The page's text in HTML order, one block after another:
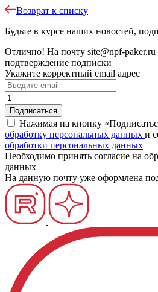
Возврат к списку
Будьте в курсе наших новостей,
Отлично! На почту site@npf-paker.ru
подтверждение подписки
Укажите корректный email адрес
Нажимая на кнопку
обработку персональных данных и
обработки персональных данных
Необходимо принять согласие на
данных
На данную почту уже оформлена